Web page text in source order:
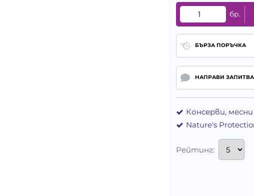
бр.
БЪРЗА ПОРЪЧКА
НАПРАВИ
Консерви,
Nature's
Рейтинг: